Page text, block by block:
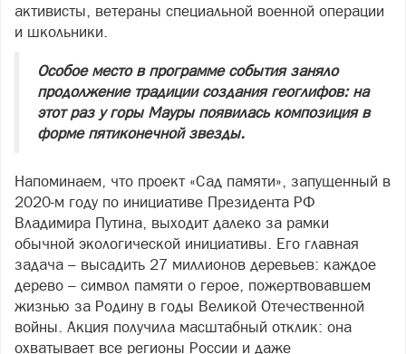
активисты, ветераны специальной военной операции
и школьники.
Особое место в программе события заняло
продолжение традиции создания геоглифов: на
этот раз у горы Мауры появилась композиция в
форме пятиконечной звезды.
Напоминаем, что проект «Сад памяти», запущенный в
2020-м году по инициативе Президента РФ
Владимира Путина, выходит далеко за рамки
обычной экологической инициативы. Его главная
задача – высадить 27 миллионов деревьев: каждое
дерево – символ памяти о герое, пожертвовавшем
жизнью за Родину в годы Великой Отечественной
войны. Акция получила масштабный отклик: она
охватывает все регионы России и даже